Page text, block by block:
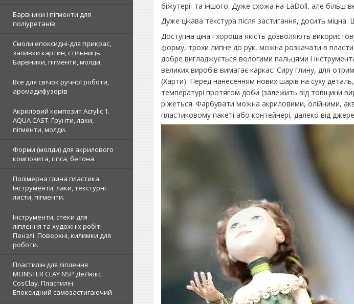
Барвники і пігменти для
поліуретанів
Смоли епоксидні-для прикрас,
заливки картин, стільниць.
Барвники, пігменти, молди.
Все для свічок ручної роботи,
аромадифузорів
Акриловий композит Acrylic 1.
AQUA CAST. Ґрунти, лаки,
пігменти, молди.
Форми (молди) для акрилового
композита, гіпса, бетона
Полімерна глина пластика.
Інструменти, лаки, текстурні
листи, пігменти.
Інструменти, стеки для
ліплення та художніх робіт.
Пензлі. Поверхні, килимки для
роботи.
Пластилін для ліплення
MONSTER CLAY NSP ДеЛюкс.
CosClay. Пластилін.
Епоксидний самозастигаючий
біжутерії та іншого. Дуже схожа на LaDoll, але більш
Дуже цікава текстура після застигання, досить
Доступна ціна і хороша якість дозволяють
форму, трохи липне до рук, можна розкачати в пласти,
добре вигладжується вологими пальцями і
великих виробів вимагає каркас. Сиру глину, для
(Харти). Перед нанесенням нових шарів на суху
температурі протягом доби (залежить від товщини
ріжеться. Фарбувати можна акриловими, олійними,
пластиковому пакеті або контейнері, далеко від